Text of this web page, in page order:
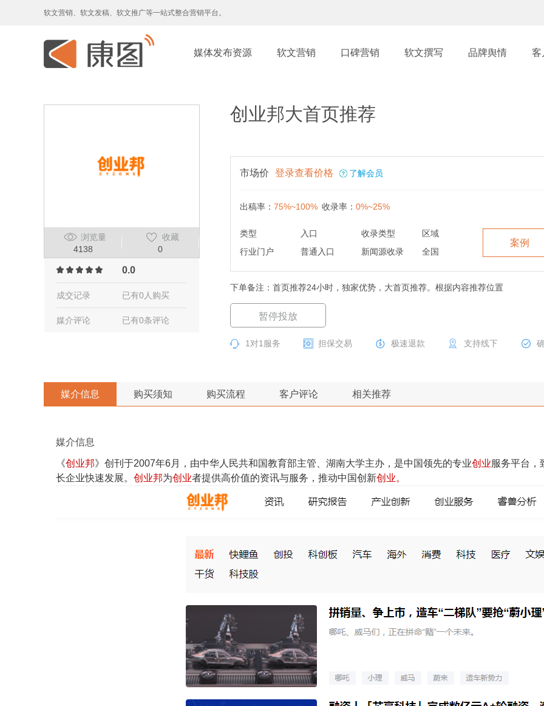
软文营销、软文发稿、软文推广等一站式整合营销平台。
媒体发布资源 软文营销 口碑营销 软文撰写 品牌舆情 客
浏览量
4138
收藏
0
0.0
成交记录 已有0人购买
媒介评论 已有0条评论
创业邦大首页推荐
市场价 登录查看价格 了解会员
出稿率： 75%~100% 收录率： 0%~25%
类型
行业门户
入口
普通入口
收录类型
新闻源收录
区域
全国
案例
下单备注：首页推荐24小时，独家优势，大首页推荐。根据内容推荐位置
暂停投放
1对1服务 担保交易 极速退款 支持线下
媒介信息 购买须知 购买流程 客户评论 相关推荐
媒介信息
《创业邦》创刊于2007年6月，由中华人民共和国教育部主管、湖南大学主办，是中国领先的专业创业服务平台，
长企业快速发展。 创业邦为创业者提供高价值的资讯与服务，推动中国创新创业。